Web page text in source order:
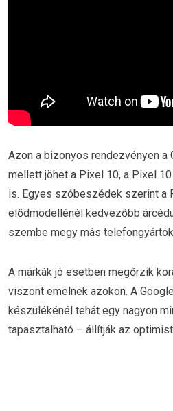
Azon a bizonyos rendezvényen a
mellett jöhet a Pixel 10, a Pixel
is. Egyes szóbeszédek szerint a
elődmodellénél kedvezőbb
szembe megy más
A márkák jó esetben megőrzik
viszont emelnek azokon. A
készülékénél tehát egy nagyon
tapasztalható – állítják az